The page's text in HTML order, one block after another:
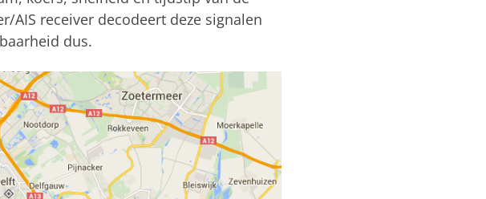
AIS receiver decodeert deze signalen
dus.